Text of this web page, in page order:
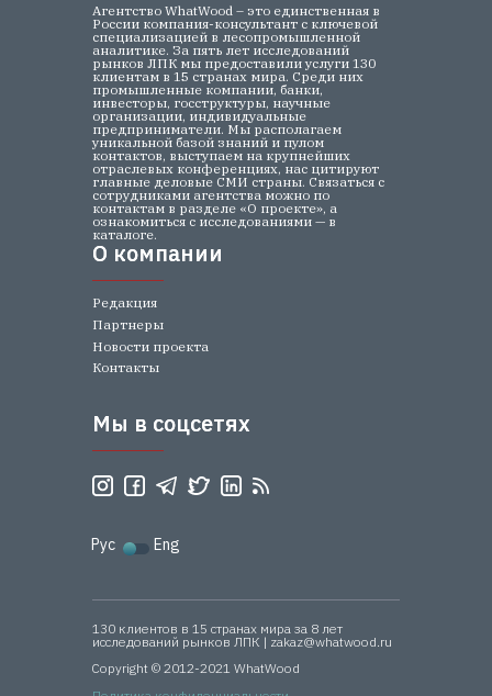
Редакция
Партнеры
Агентство WhatWood – это единственная в
России компания-консультант с ключевой
специализацией в лесопромышленной
аналитике. За пять лет исследований
рынков ЛПК мы предоставили услуги 130
клиентам в 15 странах мира. Среди них
промышленные компании, банки,
инвесторы, госструктуры, научные
организации, индивидуальные
предприниматели. Мы располагаем
уникальной базой знаний и пулом
контактов, выступаем на крупнейших
отраслевых конференциях, нас цитируют
главные деловые СМИ страны. Связаться с
сотрудниками агентства можно по
контактам в разделе «О проекте», а
ознакомиться с исследованиями — в
каталоге.
Новости проекта
Контакты
О компании
Мы в соцсетях
130 клиентов в 15 странах мира за 8 лет
исследований рынков ЛПК | zakaz@whatwood.ru
Copyright © 2012-2021 WhatWood
Рус Eng
Мы в соцсетях
О компании